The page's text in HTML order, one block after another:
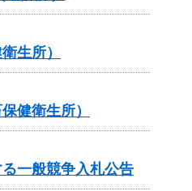
生所）
健衛生所）
一般競争入札公告